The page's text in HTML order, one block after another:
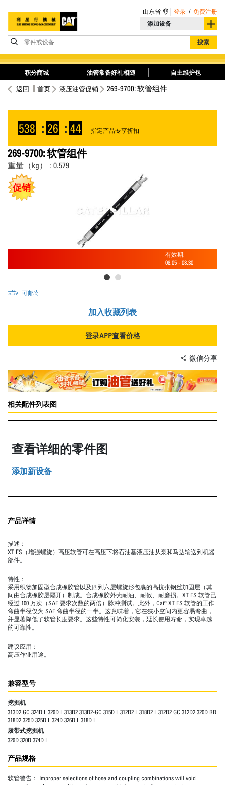
添加设备
零件或设备 搜索
山东省 登录 / 免费注册
积分商城 油管常备好礼相随 自主维护包
返回 首页 液压油管促销 269-9700: 软管组件
538 : 26 : 43 指定产品专享折扣
269-9700: 软管组件
重量（kg） : 0.579
促销
有效期:
08.05 - 08.30
可邮寄
加入收藏列表
登录APP查看价格
微信分享
相关配件列表图
查看详细的零件图
添加新设备
产品详情
描述：
XT ES（增强螺旋）高压软管可在高压下将石油基液压油从泵和马达输送到机器
部件。
特性：
采用织物加固型合成橡胶管以及四到六层螺旋形包裹的高抗张钢丝加固层（其
间由合成橡胶层隔开）制成。合成橡胶外壳耐油、耐候、耐磨损。XT ES 软管已
经过 100 万次（SAE 要求次数的两倍）脉冲测试。此外，Cat® XT ES 软管的工作
弯曲半径仅为 SAE 弯曲半径的一半。这意味着，它在狭小空间内更容易弯曲，
并显著降低了软管长度要求。这些特性可简化安装，延长使用寿命，实现卓越
的可靠性。
建议应用：
高压作业用途。
兼容型号
挖掘机
313D2 GC 324D L 329D L 313D2 313D2-GC 315D L 312D2 L 318D2 L 312D2 GC 312D2 320D RR
318D2 325D 325D L 324D 326D L 318D L
履带式挖掘机
329D 320D 374D L
产品规格
软管警告： Improper selections of hose and coupling combinations will void